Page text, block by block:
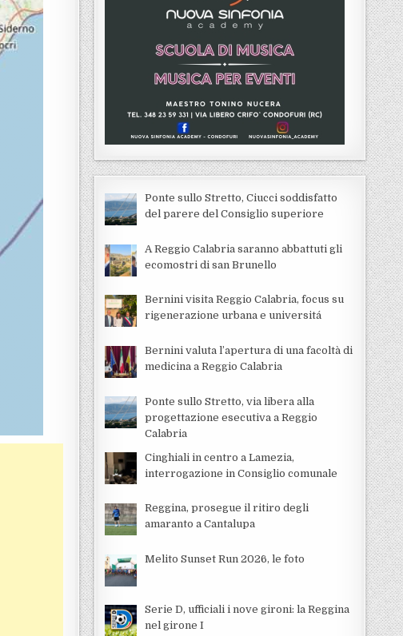
Ponte sullo Stretto, Ciucci soddisfatto
del parere del Consiglio superiore
A Reggio Calabria saranno abbattuti gli
ecomostri di san Brunello
Bernini visita Reggio Calabria, focus su
rigenerazione urbana e universitá
Bernini valuta l’apertura di una facoltà di
medicina a Reggio Calabria
Ponte sullo Stretto, via libera alla
progettazione esecutiva a Reggio
Calabria
Cinghiali in centro a Lamezia,
interrogazione in Consiglio comunale
Reggina, prosegue il ritiro degli
amaranto a Cantalupa
Melito Sunset Run 2026, le foto
Serie D, ufficiali i nove gironi: la Reggina
nel girone I